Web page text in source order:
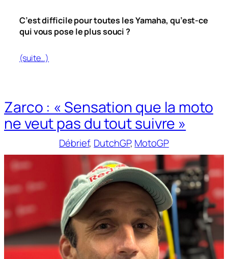
C’est difficile pour toutes les Yamaha, qu’est-ce
qui vous pose le plus souci ?
(suite…)
Zarco : « Sensation que la moto
ne veut pas du tout suivre »
Débrief, DutchGP, MotoGP